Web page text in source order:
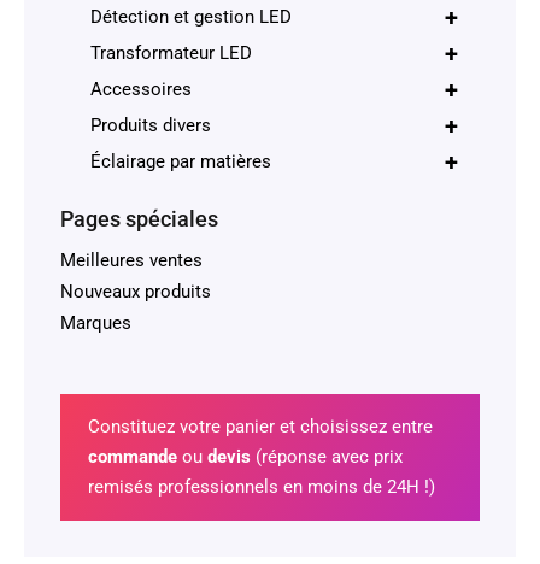
+
Détection et gestion LED
+
Transformateur LED
+
Accessoires
+
Produits divers
+
Éclairage par matières
Pages spéciales
Meilleures ventes
Nouveaux produits
Marques
Constituez votre panier et choisissez entre
commandeou devis (réponse avec prix
remisés professionnels en moins de 24H !)